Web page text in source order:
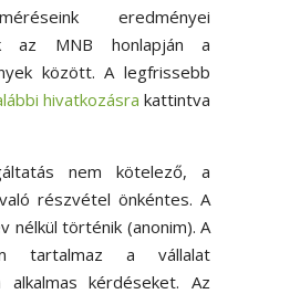
eredményei
az MNB honlapján a
között. A legfrissebb
hivatkozásra kattintva
nem kötelező, a
részvétel önkéntes. A
nélkül történik (anonim). A
tartalmaz a vállalat
alkalmas kérdéseket. Az